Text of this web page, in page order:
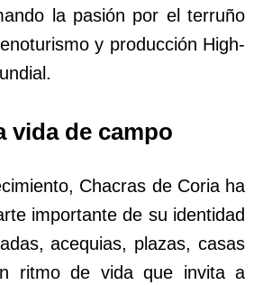
la pasión por el terruño
y producción High-
vida de campo
Chacras de Coria ha
importante de su identidad
acequias, plazas, casas
ritmo de vida que invita a